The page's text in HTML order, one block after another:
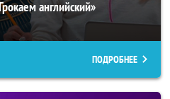
английский»
ПОДРОБНЕЕ